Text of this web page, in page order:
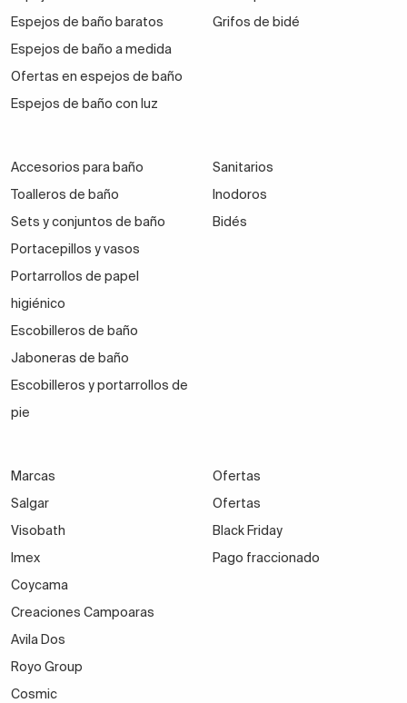
Espejos de baño baratos
Espejos de baño a medida
Ofertas en espejos de baño
Espejos de baño con luz
Grifos de bidé
Accesorios para baño
Toalleros de baño
Sets y conjuntos de baño
Portacepillos y vasos
Portarrollos de papel
higiénico
Escobilleros de baño
Jaboneras de baño
Escobilleros y portarrollos de
pie
Sanitarios
Inodoros
Bidés
Marcas
Salgar
Visobath
Imex
Coycama
Creaciones Campoaras
Avila Dos
Royo Group
Cosmic
Ofertas
Ofertas
Black Friday
Pago fraccionado